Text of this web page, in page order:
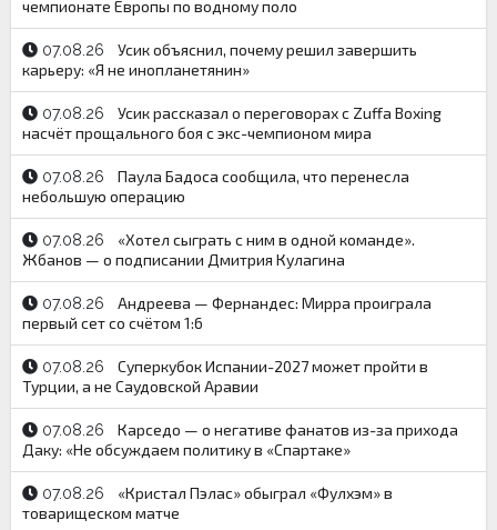
чемпионате Европы по водному поло
07.08.26
Усик объяснил, почему решил завершить
карьеру: «Я не инопланетянин»
07.08.26
Усик рассказал о переговорах с Zuffa Boxing
насчёт прощального боя с экс-чемпионом мира
07.08.26
Паула Бадоса сообщила, что перенесла
небольшую операцию
07.08.26
«Хотел сыграть с ним в одной команде».
Жбанов — о подписании Дмитрия Кулагина
07.08.26
Андреева — Фернандес: Мирра проиграла
первый сет со счётом 1:6
07.08.26
Суперкубок Испании-2027 может пройти в
Турции, а не Саудовской Аравии
07.08.26
Карседо — о негативе фанатов из-за прихода
Даку: «Не обсуждаем политику в «Спартаке»
07.08.26
«Кристал Пэлас» обыграл «Фулхэм» в
товарищеском матче